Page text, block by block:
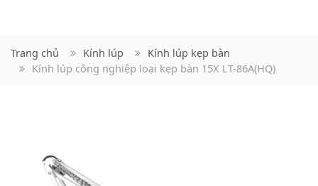
Trang chủ Kính lúp
Kính lúp kẹp bàn
Kính lúp công nghiệp loại kẹp bàn 15X LT-86A(HQ)